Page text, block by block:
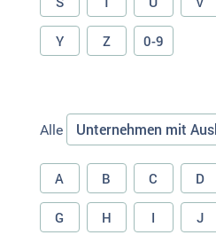
Y Z 0-9
Alle Unternehmen mit
A B C D
G H I J